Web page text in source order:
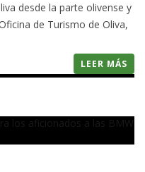
desde la parte olivense y
de Turismo de Oliva,
LEER MÁS